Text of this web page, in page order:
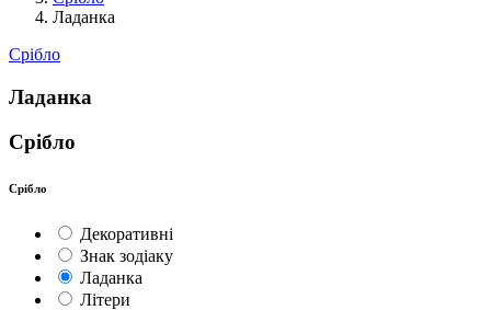
Ладанка
Срібло
Ладанка
Срібло
Срібло
Декоративні
Знак зодіаку
Ладанка
Літери